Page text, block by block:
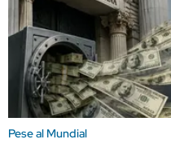
Pese al Mundial